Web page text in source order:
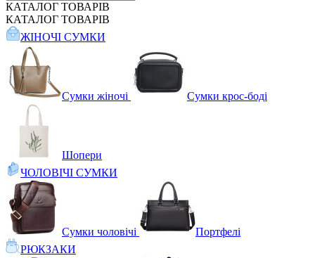
КАТАЛОГ ТОВАРІВ
КАТАЛОГ ТОВАРІВ
ЖІНОЧІ СУМКИ
Сумки жіночі Сумки крос-боді
Шопери
ЧОЛОВІЧІ СУМКИ
Сумки чоловічі
Портфелі
РЮКЗАКИ